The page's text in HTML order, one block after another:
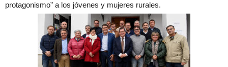
protagonismo” a los jóvenes y mujeres rurales.